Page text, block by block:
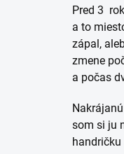
Pred 3
a to
zápal,
zmene
a počas
som si ju